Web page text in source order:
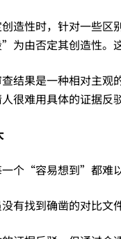
造性时，针对一些
由否定其创造性。
结果是一种相对主观
很难用具体的证据反
个“容易想到”都难以
有找到确凿的对比